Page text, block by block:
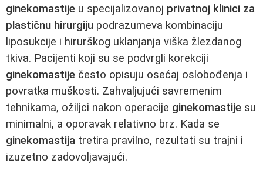
ginekomastije u specijalizovanoj privatnoj klinici za
plastičnu hirurgiju podrazumeva kombinaciju
liposukcije i hirurškog uklanjanja viška žlezdanog
tkiva. Pacijenti koji su se podvrgli korekciji
ginekomastije često opisuju osećaj oslobođenja i
povratka muškosti. Zahvaljujući savremenim
tehnikama, ožiljci nakon operacije ginekomastije su
minimalni, a oporavak relativno brz. Kada se
ginekomastija tretira pravilno, rezultati su trajni i
izuzetno zadovoljavajući.